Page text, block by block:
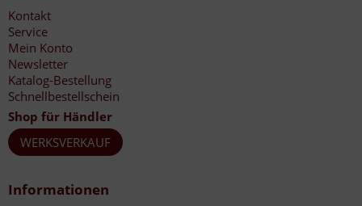
Kontakt
Service
Mein Konto
Newsletter
Katalog-Bestellung
Schnellbestellschein
Shop für Händler
WERKSVERKAUF
Informationen